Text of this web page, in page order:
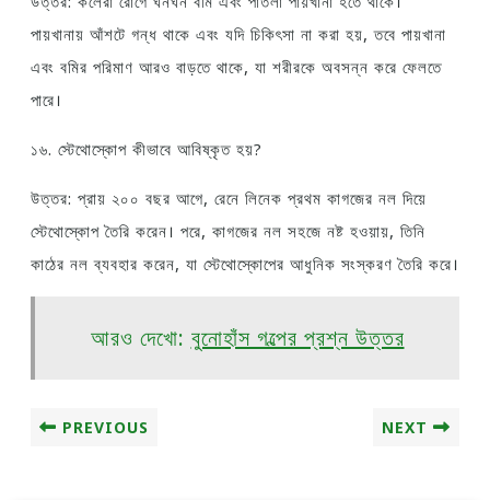
পায়খানায় আঁশটে গন্ধ থাকে এবং যদি চিকিৎসা না করা হয়, তবে পায়খানা
এবং বমির পরিমাণ আরও বাড়তে থাকে, যা শরীরকে অবসন্ন করে ফেলতে
পারে।
১৬. স্টেথোস্কোপ কীভাবে আবিষ্কৃত হয়?
উত্তর: প্রায় ২০০ বছর আগে, রেনে লিনেক প্রথম কাগজের নল দিয়ে
স্টেথোস্কোপ তৈরি করেন। পরে, কাগজের নল সহজে নষ্ট হওয়ায়, তিনি
কাঠের নল ব্যবহার করেন, যা স্টেথোস্কোপের আধুনিক সংস্করণ তৈরি করে।
আরও দেখো: বুনোহাঁস গল্পের প্রশ্ন উত্তর
PREVIOUS NEXT